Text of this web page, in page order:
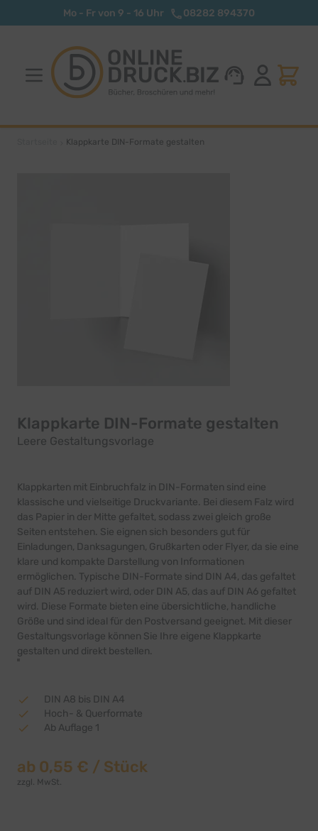
Zum Inhalt springenMo - Fr von 9 - 16 Uhr 08282 894370
Klappkarte DIN-Formate gestalten
Klappkarte DIN-Formate gestalten
Leere Gestaltungsvorlage
Klappkarten mit Einbruchfalz in DIN-Formaten sind eine
klassische und vielseitige Druckvariante. Bei diesem Falz wird
das Papier in der Mitte gefaltet, sodass zwei gleich große
Seiten entstehen. Sie eignen sich besonders gut für
Einladungen, Danksagungen, Grußkarten oder Flyer, da sie eine
klare und kompakte Darstellung von Informationen
ermöglichen. Typische DIN-Formate sind DIN A4, das gefaltet
auf DIN A5 reduziert wird, oder DIN A5, das auf DIN A6 gefaltet
wird. Diese Formate bieten eine übersichtliche, handliche
Größe und sind ideal für den Postversand geeignet. Mit dieser
Gestaltungsvorlage können Sie Ihre eigene Klappkarte
gestalten und direkt bestellen.
DIN A8 bis DIN A4
Hoch- & Querformate
Ab Auflage 1
ab 0,55 € / Stück
zzgl. MwSt.